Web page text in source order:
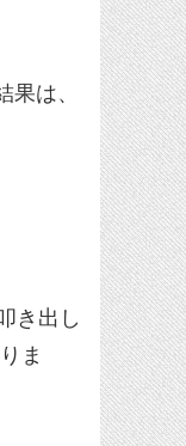
は、
き出し
ま